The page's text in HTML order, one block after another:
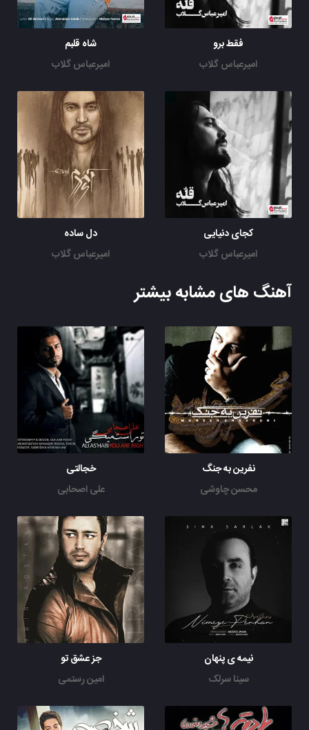
فقط برو
امیرعباس گلاب
شاه قلبم
امیرعباس گلاب
کجای دنیایی
امیرعباس گلاب
دل ساده
امیرعباس گلاب
آهنگ های مشابه بیشتر
نفرین به جنگ
محسن چاوشی
خجالتی
علی اصحابی
نیمه ی پنهان
سینا سرلک
جز عشق تو
امین رستمی